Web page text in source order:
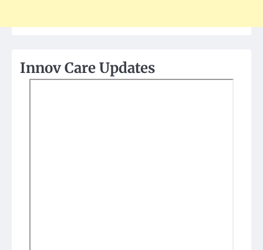
Innov Care Updates